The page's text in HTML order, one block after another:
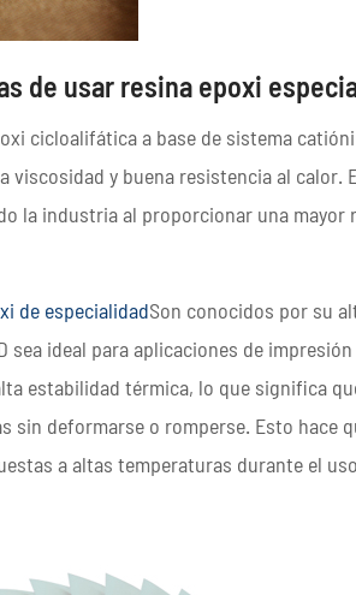
de usar resina epoxi
cicloalifática a base de sistema
viscosidad y buena resistencia al calor.
la industria al proporcionar una
de especialidadSon conocidos por su
sea ideal para aplicaciones de
estabilidad térmica, lo que significa
sin deformarse o romperse. Esto hace
a altas temperaturas durante el